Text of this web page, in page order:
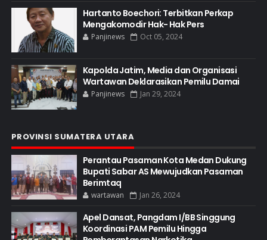
Hartanto Boechori: Terbitkan Perkap
Mengakomodir Hak- Hak Pers
Panjinews Oct 05, 2024
Kapolda Jatim, Media dan Organisasi
Wartawan Deklarasikan Pemilu Damai
Panjinews Jan 29, 2024
PROVINSI SUMATERA UTARA
Perantau Pasaman Kota Medan Dukung
Bupati Sabar AS Mewujudkan Pasaman
Berimtaq
wartawan Jan 26, 2024
Apel Dansat, Pangdam I/BB Singgung
Koordinasi PAM Pemilu Hingga